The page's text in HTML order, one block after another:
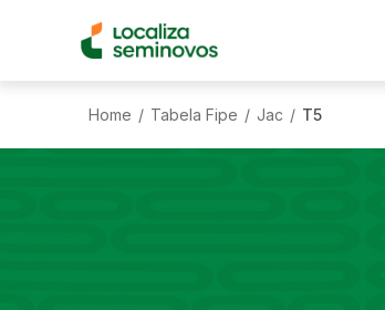
Home / Tabela Fipe / Jac / T5